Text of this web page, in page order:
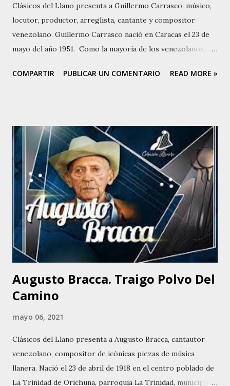
Clásicos del Llano presenta a Guillermo Carrasco, músico,
locutor, productor, arreglista, cantante y compositor
venezolano. Guillermo Carrasco nació en Caracas el 23 de
mayo del año 1951. Como la mayoría de los venezolanos,
instrumento que le regalaron cuando pequeño. Luego su
Carrasco que estudió violín en La Salle, por breve tiempo.
Su madre, como a los 15 años, le regaló una guitarra
eléctrica, a escondidas del papá. Estudió en el Liceo José
Antonio Pérez Bonalde, ubicado en Catia. Vivió en
Montalbán hasta su penúltimo año de bachillerato. En el
último año, su familia se traslada a Charallave. Desde allí iba
a diario a Catia, al oeste de Caracas, hasta el Liceo, en una
camioneta Hillman de su propiedad. Algunos compañeros
aprovechaban para viajar con el. ...
COMPARTIR PUBLICAR UN COMENTARIO READ MORE »
Augusto Bracca. Traigo Polvo Del
Camino
mayo 06, 2021
Clásicos del Llano presenta a Augusto Bracca, cantautor
venezolano, compositor de icónicas piezas de música
llanera. Nació el 23 de abril de 1918 en el centro poblado de
La Trinidad de Orichuna, parroquia La Trinidad, municipio